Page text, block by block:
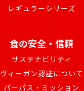
レギュラーシリーズ
食の安全・信頼
サステナビリティ
ヴィーガン認証について
パーパス・ミッション